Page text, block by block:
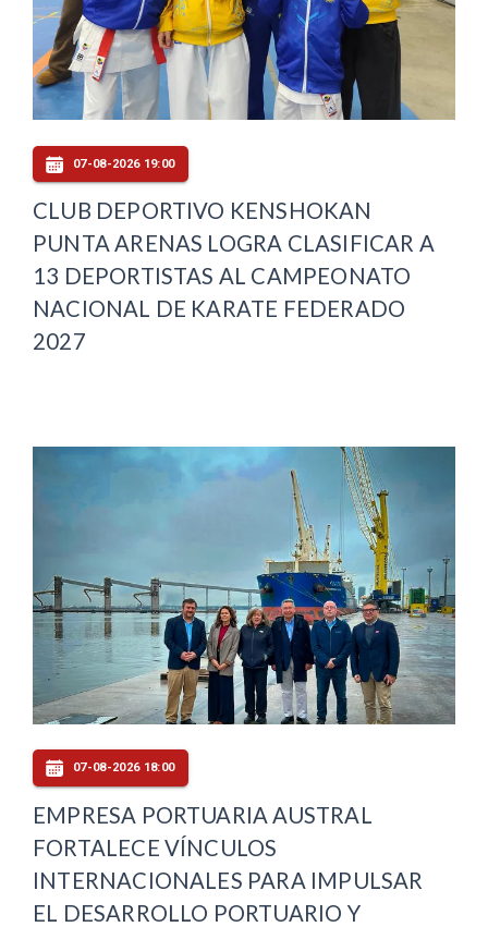
07-08-2026 19:00
CLUB DEPORTIVO KENSHOKAN
PUNTA ARENAS LOGRA CLASIFICAR A
13 DEPORTISTAS AL CAMPEONATO
NACIONAL DE KARATE FEDERADO
2027
07-08-2026 18:00
EMPRESA PORTUARIA AUSTRAL
FORTALECE VÍNCULOS
INTERNACIONALES PARA IMPULSAR
EL DESARROLLO PORTUARIO Y